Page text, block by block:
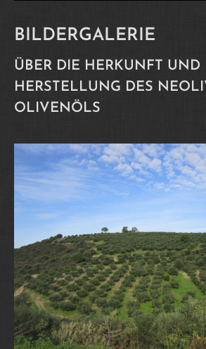
BILDERGALERIE
ÜBER DIE HERKUNFT UND
HERSTELLUNG DES
OLIVENÖLS